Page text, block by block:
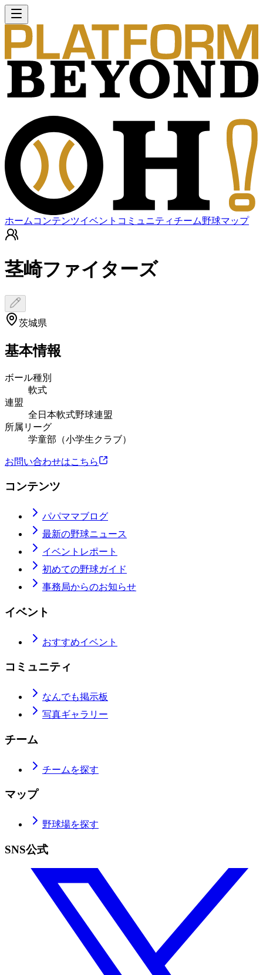
ホーム コンテンツイベント コミュニティチーム野球マップ
茎崎ファイターズ
茨城県
基本情報
ボール種別
軟式
連盟
全日本軟式野球連盟
所属リーグ
学童部（小学生クラブ）
お問い合わせはこちら
コンテンツ
パパママブログ
最新の野球ニュース
イベントレポート
初めての野球ガイド
事務局からのお知らせ
イベント
おすすめイベント
コミュニティ
なんでも掲示板
写真ギャラリー
チーム
チームを探す
マップ
野球場を探す
SNS公式